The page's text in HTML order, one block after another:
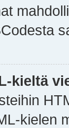
kieltä
kielen